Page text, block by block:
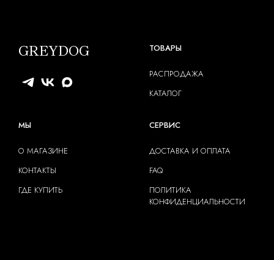
GREYDOG ТОВАРЫ
РАСПРОДАЖА
КАТАЛОГ
МЫ
О МАГАЗИНЕ
КОНТАКТЫ
ГДЕ КУПИТЬ
СЕРВИС
ДОСТАВКА И ОПЛАТА
FAQ
ПОЛИТИКА
КОНФИДЕНЦИАЛЬНОСТИ